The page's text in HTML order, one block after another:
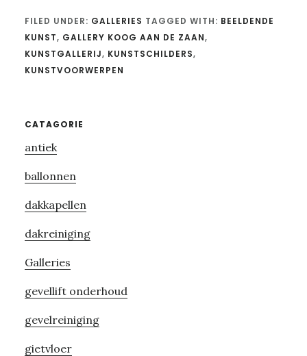
FILED UNDER: GALLERIES TAGGED WITH: BEELDENDE
KUNST, GALLERY KOOG AAN DE ZAAN,
KUNSTGALLERIJ, KUNSTSCHILDERS,
KUNSTVOORWERPEN
Primary
Sidebar
CATAGORIE
antiek
ballonnen
dakkapellen
dakreiniging
Galleries
gevellift onderhoud
gevelreiniging
gietvloer